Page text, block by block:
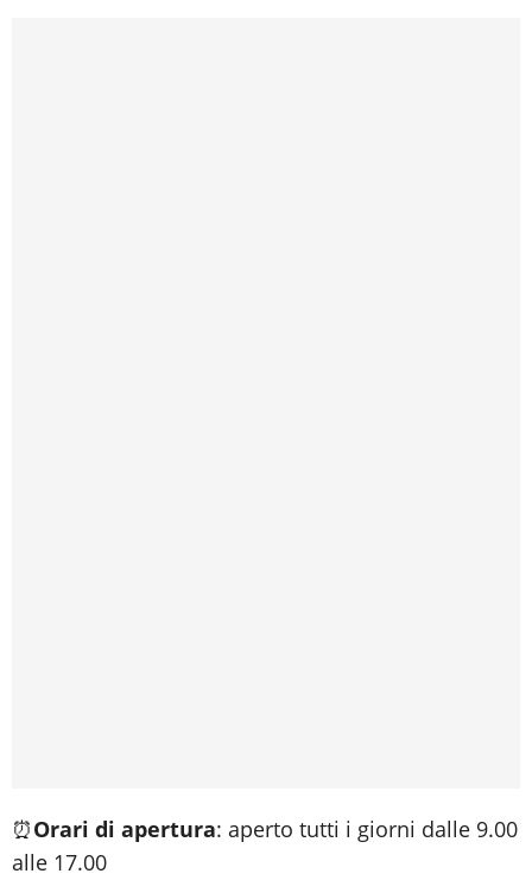
⏰Orari di apertura: aperto tutti i giorni dalle 9.00
alle 17.00